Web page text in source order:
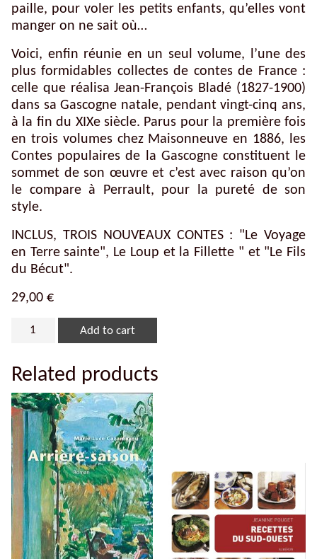
paille, pour voler les petits enfants, qu’elles vont
manger on ne sait où…
Voici, enfin réunie en un seul volume, l’une des
plus formidables collectes de contes de France :
celle que réalisa Jean-François Bladé (1827-1900)
dans sa Gascogne natale, pendant vingt-cinq ans,
à la fin du XIXesiècle. Parus pour la première fois
en trois volumes chez Maisonneuve en 1886, les
Contes populaires de la Gascogne constituent le
sommet de son œuvre et c’est avec raison qu’on
le compare à Perrault, pour la pureté de son
style.
INCLUS, TROIS NOUVEAUX CONTES : "Le Voyage
en Terre sainte", Le Loup et la Fillette " et "Le Fils
du Bécut".
29,00 €
Add to cart
Related products